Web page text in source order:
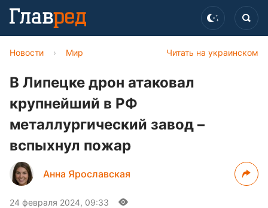
Читать на украинском
Новости › Мир
В Липецке дрон атаковал
крупнейший в РФ
металлургический завод –
вспыхнул пожар
Анна Ярославская
24 февраля 2024, 09:33